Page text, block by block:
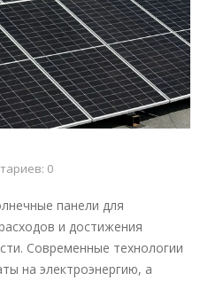
0
панели для
и достижения
Современные технологии
на электроэнергию, а